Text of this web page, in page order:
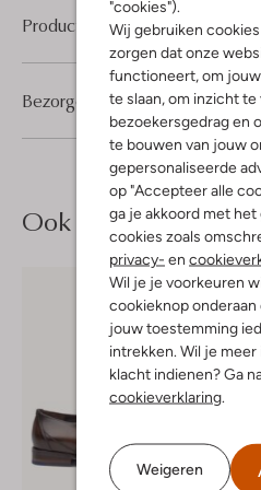
"cookies").
Wij gebruiken
zorgen dat onze
functioneert, om
te slaan, om inzicht
bezoekersgedrag en
te bouwen van jouw
gepersonaliseerde
op "Accepteer alle
ga je akkoord met het
cookies zoals
privacy- en
Wil je je voorkeuren
cookieknop onderaan
jouw toestemming
intrekken. Wil je
klacht indienen? Ga
cookieverklaring
Weigeren
Product informatie
Bezorgen & retourneren
Ook iets voor jou?